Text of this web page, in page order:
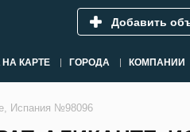
Добавить
КАРТЕ ГОРОДА КОМПАНИИ
Испания №98096